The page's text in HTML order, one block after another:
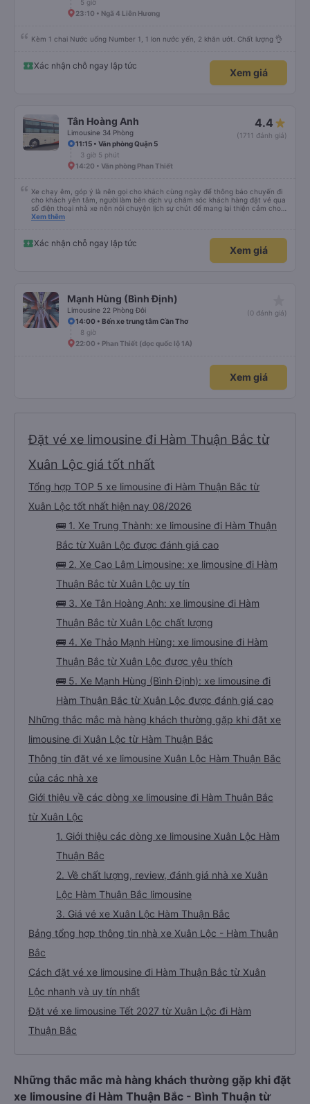
5 giờ
23:10 • Ngã 4 Liên Hương
Kèm 1 chai Nước uống Number 1, 1 lon nước yến, 2 khăn ướt. Chất lượng 👌
Xác nhận chỗ ngay lập tức
Xem giá
Tân Hoàng Anh
Limousine 34 Phòng
4.4
(1711 đánh giá)
11:15 • Văn phòng Quận 5
3 giờ 5 phút
14:20 • Văn phòng Phan Thiết
Xe chạy êm, góp ý là nên gọi cho khách cùng ngày để thông báo chuyến đi
cho khách yên tâm, người làm bên dịch vụ chăm sóc khách hàng đặt vé qua
số điện thoại nhà xe nên nói chuyện lịch sự chút để mang lại thiện cảm cho
khách hàng
Xem thêm
Xác nhận chỗ ngay lập tức
Xem giá
Mạnh Hùng (Bình Định)
Limousine 22 Phòng Đôi
(0 đánh giá)
14:00 • Bến xe trung tâm Cần Thơ
8 giờ
22:00 • Phan Thiết (dọc quốc lộ 1A)
Xem giá
Đặt vé xe limousine đi Hàm Thuận Bắc từ
Xuân Lộc giá tốt nhất
Tổng hợp TOP 5 xe limousine đi Hàm Thuận Bắc từ
Xuân Lộc tốt nhất hiện nay 08/2026
🚌 1. Xe Trung Thành: xe limousine đi Hàm Thuận
Bắc từ Xuân Lộc được đánh giá cao
🚌 2. Xe Cao Lâm Limousine: xe limousine đi Hàm
Thuận Bắc từ Xuân Lộc uy tín
🚌 3. Xe Tân Hoàng Anh: xe limousine đi Hàm
Thuận Bắc từ Xuân Lộc chất lượng
🚌 4. Xe Thảo Mạnh Hùng: xe limousine đi Hàm
Thuận Bắc từ Xuân Lộc được yêu thích
🚌 5. Xe Mạnh Hùng (Bình Định): xe limousine đi
Hàm Thuận Bắc từ Xuân Lộc được đánh giá cao
Những thắc mắc mà hàng khách thường gặp khi đặt xe
limousine đi Xuân Lộc từ Hàm Thuận Bắc
Thông tin đặt vé xe limousine Xuân Lộc Hàm Thuận Bắc
của các nhà xe
Giới thiệu về các dòng xe limousine đi Hàm Thuận Bắc
từ Xuân Lộc
1. Giới thiệu các dòng xe limousine Xuân Lộc Hàm
Thuận Bắc
2. Về chất lượng, review, đánh giá nhà xe Xuân
Lộc Hàm Thuận Bắc limousine
3. Giá vé xe Xuân Lộc Hàm Thuận Bắc
Bảng tổng hợp thông tin nhà xe Xuân Lộc - Hàm Thuận
Bắc
Cách đặt vé xe limousine đi Hàm Thuận Bắc từ Xuân
Lộc nhanh và uy tín nhất
Đặt vé xe limousine Tết 2027 từ Xuân Lộc đi Hàm
Thuận Bắc
Những thắc mắc mà hàng khách thường gặp khi đặt
xe limousine đi Hàm Thuận Bắc - Bình Thuận từ